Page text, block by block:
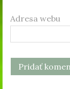
Adresa webu